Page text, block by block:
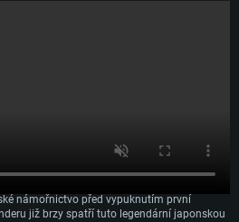
postavená společností Vickers ve
námořnictvo před vypuknutím první
již brzy spatří tuto legendární japonskou